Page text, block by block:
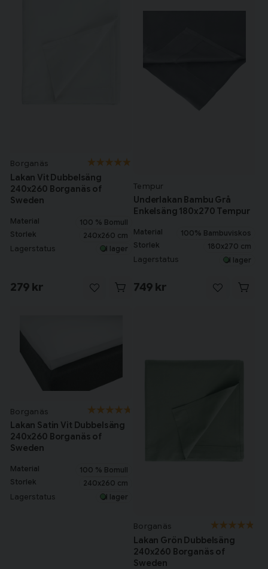
Borganäs
Lakan Vit Dubbelsäng
240x260 Borganäs of
Sweden
Material
100 % Bomull
Storlek
240x260 cm
Lagerstatus I lager
279 kr
Tempur
Underlakan Bambu Grå
Enkelsäng 180x270 Tempur
Material
100% Bambuviskos
Storlek
180x270 cm
Lagerstatus I lager
749 kr
Borganäs
Lakan Satin Vit Dubbelsäng
240x260 Borganäs of
Sweden
Material
100 % Bomull
Storlek
240x260 cm
Lagerstatus I lager
Borganäs
Lakan Grön Dubbelsäng
240x260 Borganäs of
Sweden